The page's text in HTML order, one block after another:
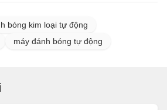
bóng kim loại tự động
máy đánh bóng tự động